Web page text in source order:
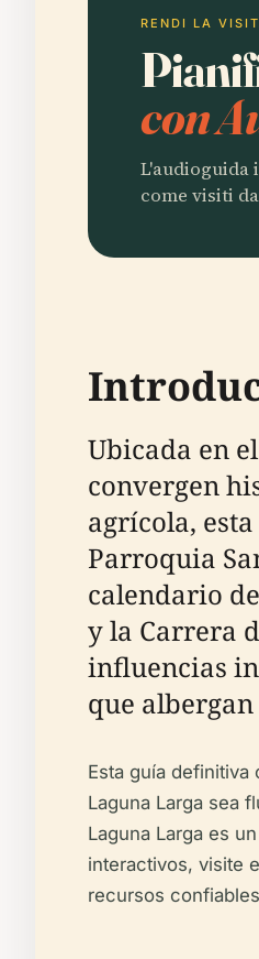
RENDI LA
con
L'audioguida
come visiti
Ubicada en
convergen
agrícola,
Parroquia
calendario
y la Carrera
influencias
que
Esta guía
Laguna Larga sea
Laguna Larga es
interactivos, visite
recursos